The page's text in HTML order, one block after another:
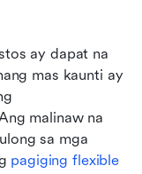
ay dapat na
mas kaunti ay
malinaw na
sa mga
pagiging flexible